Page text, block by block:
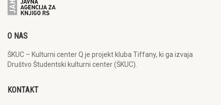
O NAS
ŠKUC – Kulturni center Q je projekt kluba Tiffany, ki ga izvaja
Društvo Študentski kulturni center (ŠKUC).
KONTAKT